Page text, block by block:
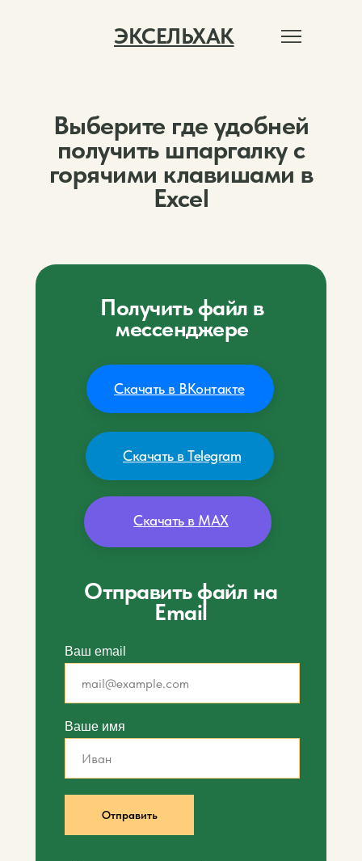
ЭКСЕЛЬХАК
Выберите где удобней
получить шпаргалку с
горячими клавишами в
Excel
Получить файл в
мессенджере
Скачать в Telegram
Ваш email
Ваше имя
Отправить
Отправить файл на
Email
Скачать в ВКонтакте
Скачать в MAX